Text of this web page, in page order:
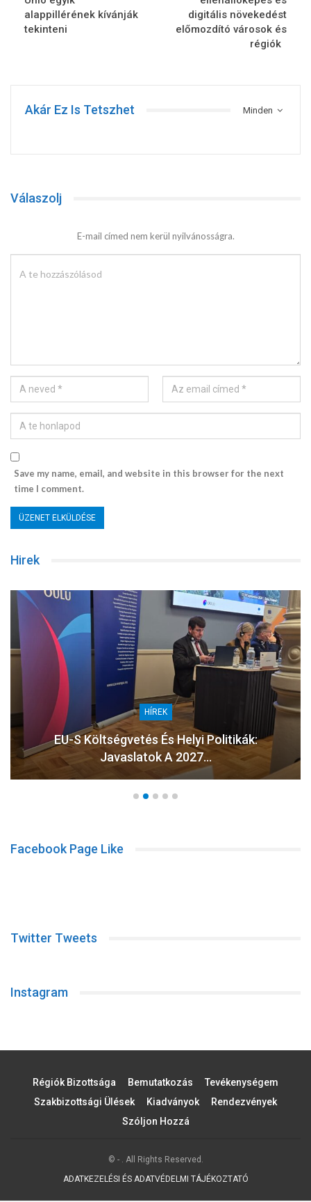
alappillérének kívánják
tekinteni
digitális növekedést
előmozdító városok és
régiók
Minden
Akár Ez Is Tetszhet
Válaszolj
E-mail címed nem kerül nyilvánosságra.
Save my name, email, and website in this browser for the next
time I comment.
Hirek
HÍREK
EU-S Költségvetés És Helyi Politikák:
Javaslatok A 2027…
Facebook Page Like
Twitter Tweets
Instagram
Régiók Bizottsága Bemutatkozás
Tevékenységem
Szakbizottsági Ülések
Kiadványok
Rendezvények
Szóljon Hozzá
© - . All Rights Reserved.
ADATKEZELÉSI ÉS ADATVÉDELMI TÁJÉKOZTATÓ